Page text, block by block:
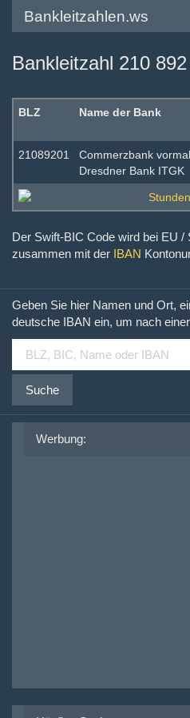
Bankleitzahlen.ws
Bankleitzahl 210
BLZ Name der Bank
21089201
Commerzbank
Dresdner Bank ITGK
Der Swift-BIC Code wird bei EU /
zusammen mit der IBAN
Geben Sie hier Namen und Ort,
deutsche IBAN ein, um nach
Suche
Werbung: